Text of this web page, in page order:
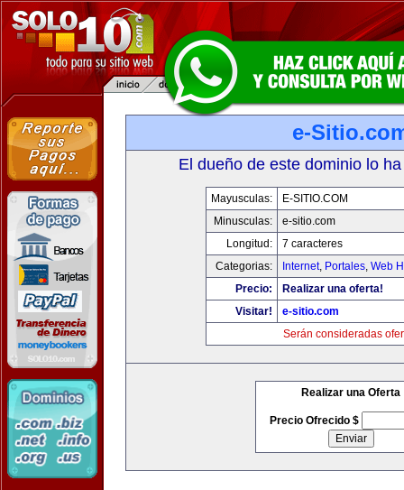
e-
El dueño de este dominio lo
Mayusculas:
E-SITIO.COM
Minusculas:
e-sitio.com
Longitud:
7 caracteres
Categorias:
Internet, Portales, Web
Precio:
Realizar una oferta!
Visitar!
e-sitio.com
Serán consideradas
Realizar una Oferta
Precio Ofrecido $